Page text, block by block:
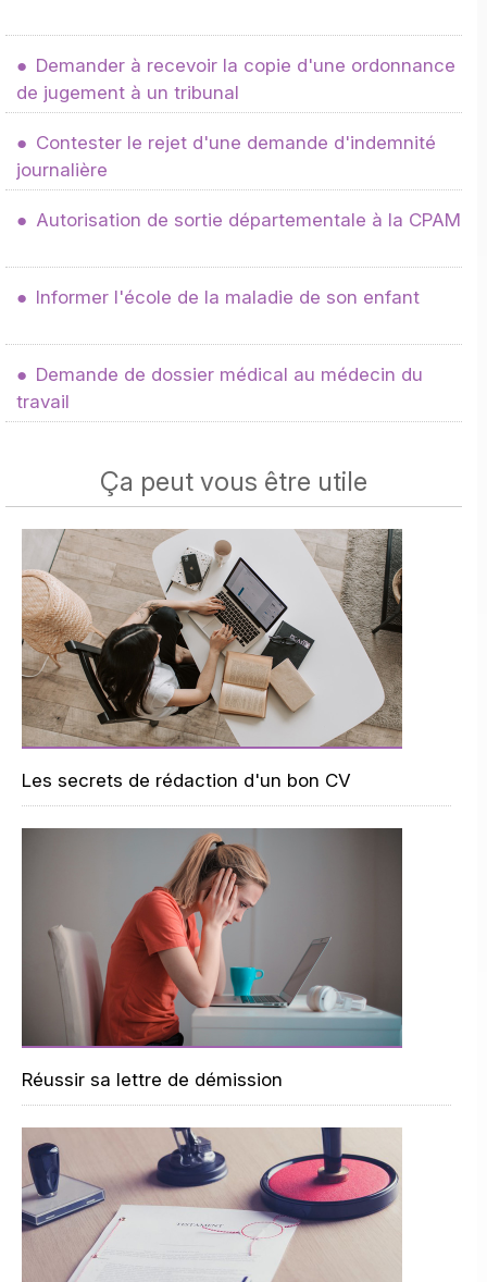
Demander à recevoir la copie d'une ordonnance
de jugement à un tribunal
Contester le rejet d'une demande d'indemnité
journalière
Autorisation de sortie départementale à la CPAM
Informer l'école de la maladie de son enfant
Demande de dossier médical au médecin du
travail
Ça peut vous être utile
Les secrets de rédaction d'un bon CV
Réussir sa lettre de démission